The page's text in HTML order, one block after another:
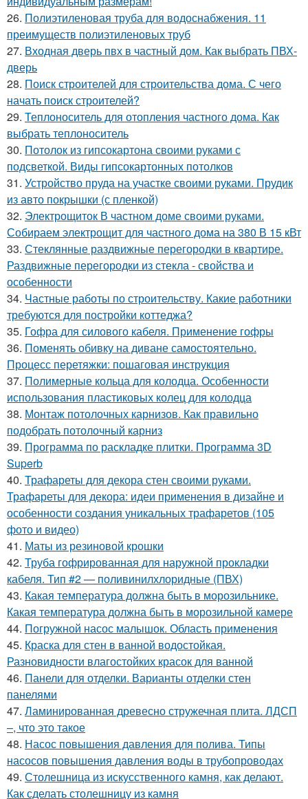
26. Полиэтиленовая труба для водоснабжения. 11
преимуществ полиэтиленовых труб
27. Входная дверь пвх в частный дом. Как выбрать ПВХ-
дверь
28. Поиск строителей для строительства дома. С чего
начать поиск строителей?
29. Теплоноситель для отопления частного дома. Как
выбрать теплоноситель
30. Потолок из гипсокартона своими руками с
подсветкой. Виды гипсокартонных потолков
31. Устройство пруда на участке своими руками. Прудик
из авто покрышки (с пленкой)
32. Электрощиток В частном доме своими руками.
Собираем электрощит для частного дома на 380 В 15 кВт
33. Стеклянные раздвижные перегородки в квартире.
Раздвижные перегородки из стекла - свойства и
особенности
34. Частные работы по строительству. Какие работники
требуются для постройки коттеджа?
35. Гофра для силового кабеля. Применение гофры
36. Поменять обивку на диване самостоятельно.
Процесс перетяжки: пошаговая инструкция
37. Полимерные кольца для колодца. Особенности
использования пластиковых колец для колодца
38. Монтаж потолочных карнизов. Как правильно
подобрать потолочный карниз
39. Программа по раскладке плитки. Программа 3D
Superb
40. Трафареты для декора стен своими руками.
Трафареты для декора: идеи применения в дизайне и
особенности создания уникальных трафаретов (105
фото и видео)
41. Маты из резиновой крошки
42. Труба гофрированная для наружной прокладки
кабеля. Тип #2 — поливинилхлоридные (ПВХ)
43. Какая температура должна быть в морозильнике.
Какая температура должна быть в морозильной камере
44. Погружной насос малышок. Область применения
45. Краска для стен в ванной водостойкая.
Разновидности влагостойких красок для ванной
46. Панели для отделки. Варианты отделки стен
панелями
47. Ламинированная древесно стружечная плита. ЛДСП
–, что это такое
48. Насос повышения давления для полива. Типы
насосов повышения давления воды в трубопроводах
49. Столешница из искусственного камня, как делают.
Как сделать столешницу из камня